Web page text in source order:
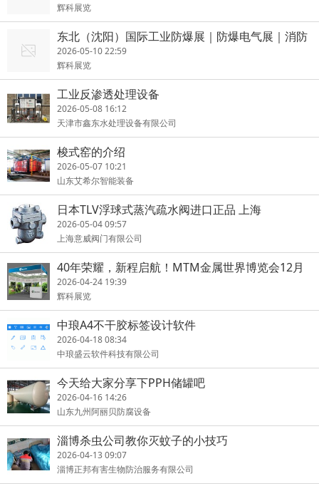
辉科展览
东北（沈阳）国际工业防爆展｜防爆电气展｜消防
安全博览会
2026-05-10 22:59
辉科展览
工业反渗透处理设备
2026-05-08 16:12
天津市鑫东水处理设备有限公司
梭式窑的介绍
2026-05-07 10:21
山东艾希尔智能装备
日本TLV浮球式蒸汽疏水阀进口正品 上海
2026-05-04 09:57
上海意威阀门有限公司
40年荣耀，新程启航！MTM金属世界博览会12月
上海见
2026-04-24 19:39
辉科展览
中琅A4不干胶标签设计软件
2026-04-18 08:34
中琅盛云软件科技有限公司
今天给大家分享下PPH储罐吧
2026-04-16 14:26
山东九州阿丽贝防腐设备
淄博杀虫公司教你灭蚊子的小技巧
2026-04-13 09:07
淄博正邦有害生物防治服务有限公司